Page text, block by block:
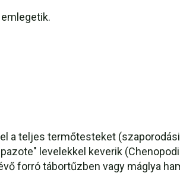
a teljes termőtesteket (szaporodási
levelekkel keverik
forró tábortűzben vagy máglya